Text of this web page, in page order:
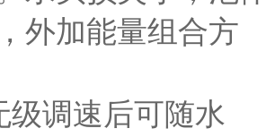
外加能量组合方
级调速后可随水